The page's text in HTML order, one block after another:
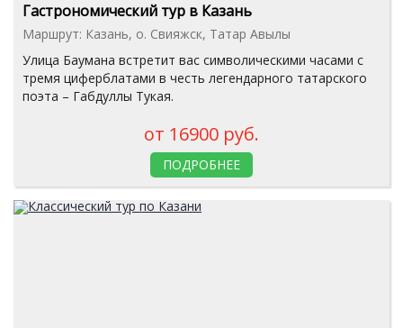
Гастрономический тур в Казань
Маршрут: Казань, о. Свияжск, Татар Авылы
Улица Баумана встретит вас символическими часами с
тремя циферблатами в честь легендарного татарского
поэта – Габдуллы Тукая.
от 16900 руб.
ПОДРОБНЕЕ